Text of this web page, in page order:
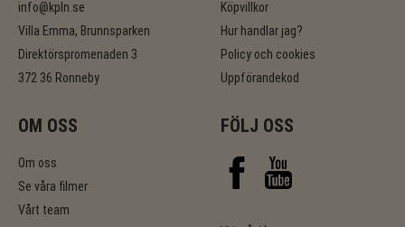
info@kpln.se
Villa Emma, Brunnsparken
Direktörspromenaden 3
372 36 Ronneby
Köpvillkor
Hur handlar jag?
Policy och cookies
Uppförandekod
OM OSS
Om oss
Se våra filmer
Vårt team
FÖLJ OSS